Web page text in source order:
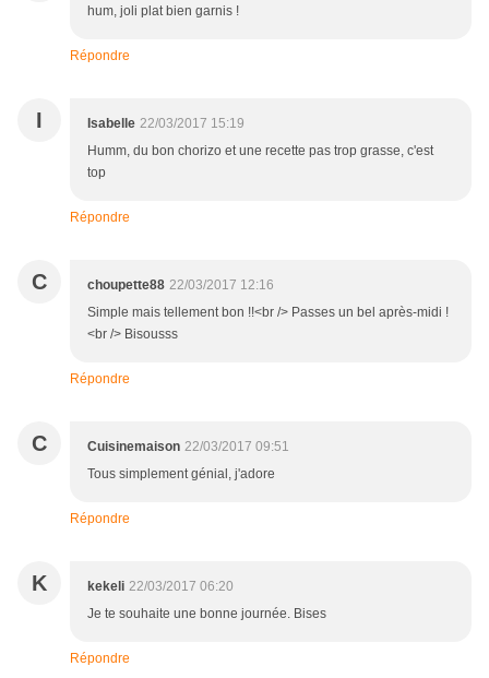
hum, joli plat bien garnis !
Répondre
I Isabelle 22/03/2017 15:19
Humm, du bon chorizo et une recette pas trop grasse, c'est
top
Répondre
C choupette88 22/03/2017 12:16
Simple mais tellement bon !!<br /> Passes un bel après-midi !
<br /> Bisousss
Répondre
C Cuisinemaison 22/03/2017 09:51
Tous simplement génial, j'adore
Répondre
K kekeli 22/03/2017 06:20
Je te souhaite une bonne journée. Bises
Répondre